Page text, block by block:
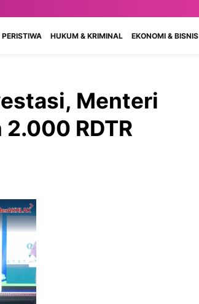
PERISTIWA HUKUM & KRIMINAL EKONOMI & BISNIS
Menteri
RDTR